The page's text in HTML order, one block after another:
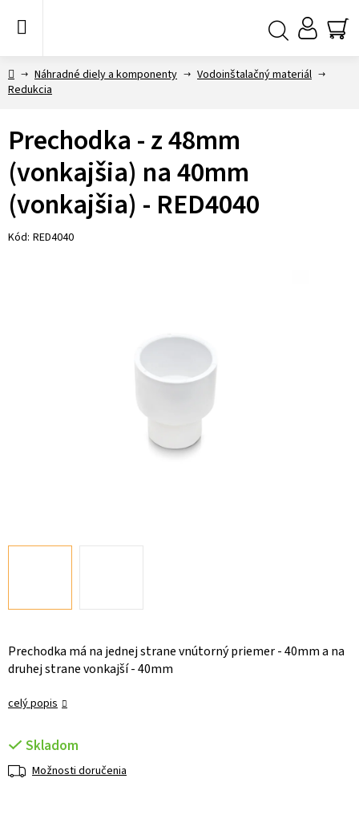
DomovNáhradné diely a komponenty
Vodoinštalačný materiál
Redukcia
Prechodka má na jednej strane vnútorný priemer - 40mm a na
druhej strane vonkajší - 40mm
celý popis
Skladom
Možnosti doručenia
Prechodka - z 48mm
(vonkajšia) na 40mm
(vonkajšia) - RED4040
Kód: RED4040